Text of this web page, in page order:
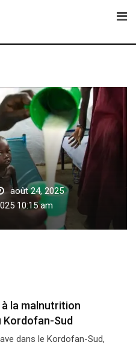
août 24, 2025
10:15 am
à la malnutrition
Kordofan-Sud
dans le Kordofan-Sud,